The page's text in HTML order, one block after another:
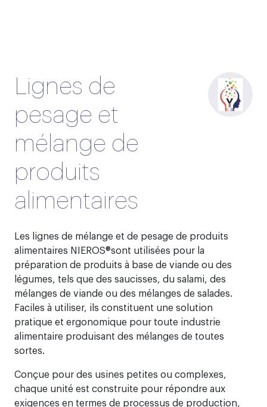
Lignes de
pesage et
mélange de
produits
alimentaires
Les lignes de mélange et de pesage de produits
alimentaires NIEROS®sont utilisées pour la
préparation de produits à base de viande ou des
légumes, tels que des saucisses, du salami, des
mélanges de viande ou des mélanges de salades.
Faciles à utiliser, ils constituent une solution
pratique et ergonomique pour toute industrie
alimentaire produisant des mélanges de toutes
sortes.
Conçue pour des usines petites ou complexes,
chaque unité est construite pour répondre aux
exigences en termes de processus de production,